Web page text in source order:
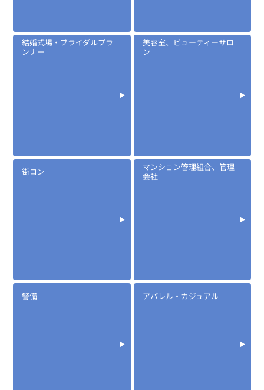
結婚式場・ブライダルプラ
ンナー
美容室、ビューティーサロ
ン
街コン
マンション管理組合、管理
会社
警備 アパレル・カジュアル